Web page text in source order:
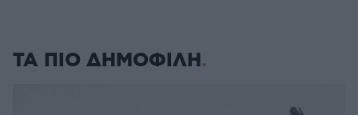
ΤΑ ΠΙΟ ΔΗΜΟΦΙΛΗ